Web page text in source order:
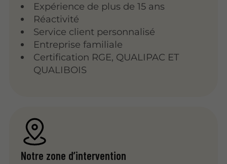
Expérience de plus de 15 ans
Réactivité
Service client personnalisé
Entreprise familiale
Certification RGE, QUALIPAC ET
QUALIBOIS
Notre zone d’intervention